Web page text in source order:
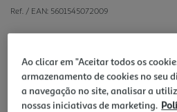
Ref. / EAN: 5601545072009
O jarro elétrico 727FL preto tem
nível de água em ambos os lados
destacável com rotação 360º.
impurezas e indicador de
Ao clicar em "Aceitar todos os
armazenamento de cookies no seu
a navegação no site, analisar a
nossas iniciativas de marketing.